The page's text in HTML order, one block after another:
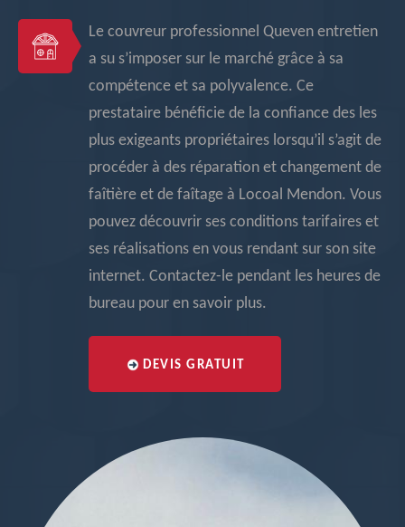
Le couvreur professionnel Queven entretien
a su s’imposer sur le marché grâce à sa
compétence et sa polyvalence. Ce
prestataire bénéficie de la confiance des les
plus exigeants propriétaires lorsqu’il s’agit de
procéder à des réparation et changement de
faîtière et de faîtage à Locoal Mendon. Vous
pouvez découvrir ses conditions tarifaires et
ses réalisations en vous rendant sur son site
internet. Contactez-le pendant les heures de
bureau pour en savoir plus.
DEVIS GRATUIT